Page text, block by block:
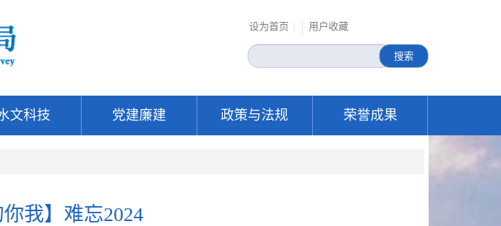
设为首页 用户收藏
关
键
搜索
文科技 党建廉建 政策与法规 荣誉成果
你我】难忘2024